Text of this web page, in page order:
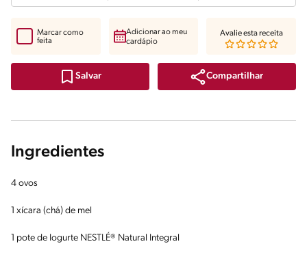
Salvar Compartilhar
Marcar como
feita
Adicionar ao meu
cardápio
Avalie esta receita
Ingredientes
4 ovos
1 xícara (chá) de mel
1 pote de Iogurte NESTLÉ® Natural Integral